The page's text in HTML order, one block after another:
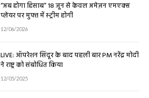
“अब होगा हिसाब” 18 जून से केवल अमेज़न एमएक्स
प्लेयर पर मुफ्त में स्ट्रीम होगी
12/06/2026
LIVE: ऑपरेशन सिंदूर के बाद पहली बार PM नरेंद्र मोदी
ने राष्ट्र को संबोधित किया
12/05/2025